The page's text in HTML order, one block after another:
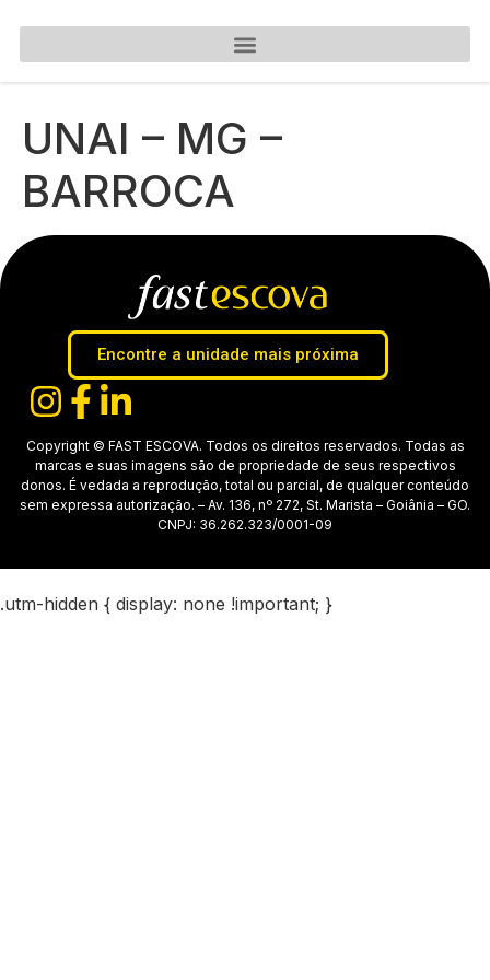
UNAI – MG –
BARROCA
Encontre a unidade mais próxima
Copyright © FAST ESCOVA. Todos os direitos reservados. Todas as
marcas e suas imagens são de propriedade de seus respectivos
donos. É vedada a reprodução, total ou parcial, de qualquer conteúdo
sem expressa autorização. – Av. 136, nº 272, St. Marista – Goiânia – GO.
CNPJ: 36.262.323/0001-09
.utm-hidden { display: none !important; }